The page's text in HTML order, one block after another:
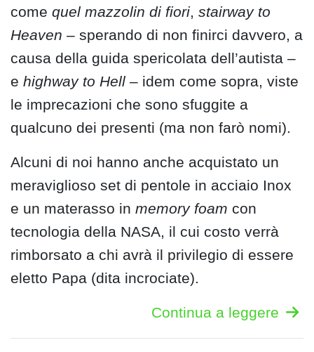
come quel mazzolin di fiori, stairway to
Heaven – sperando di non finirci davvero, a
causa della guida spericolata dell’autista –
e highway to Hell – idem come sopra, viste
le imprecazioni che sono sfuggite a
qualcuno dei presenti (ma non farò nomi).
Alcuni di noi hanno anche acquistato un
meraviglioso set di pentole in acciaio Inox
e un materasso in memory foam con
tecnologia della NASA, il cui costo verrà
rimborsato a chi avrà il privilegio di essere
eletto Papa (dita incrociate).
Continua a leggere